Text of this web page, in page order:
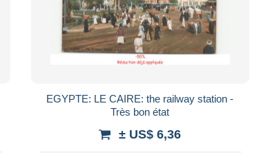
EGYPTE: LE CAIRE: the railway station -
Très bon état
± US$ 6,36